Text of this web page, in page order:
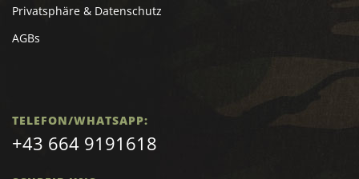
Privatsphäre & Datenschutz
AGBs
TELEFON/WHATSAPP:
+43 664 9191618